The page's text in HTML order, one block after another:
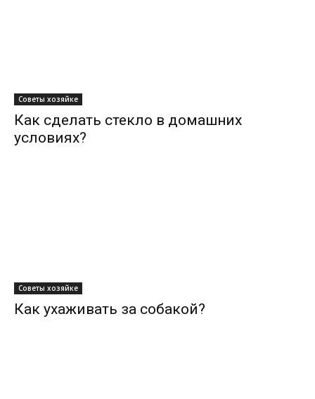
Советы хозяйке
Как сделать стекло в домашних
условиях?
Советы хозяйке
Как ухаживать за собакой?